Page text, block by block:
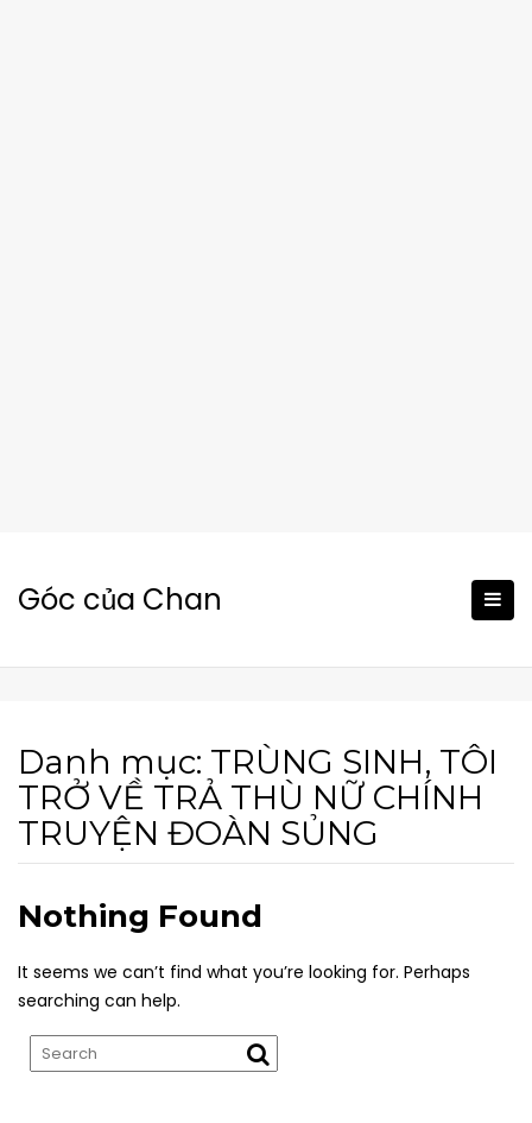
content
Góc của Chan
Danh mục: TRÙNG SINH, TÔI
TRỞ VỀ TRẢ THÙ NỮ CHÍNH
TRUYỆN ĐOÀN SỦNG
Nothing Found
It seems we can’t find what you’re looking for. Perhaps
searching can help.